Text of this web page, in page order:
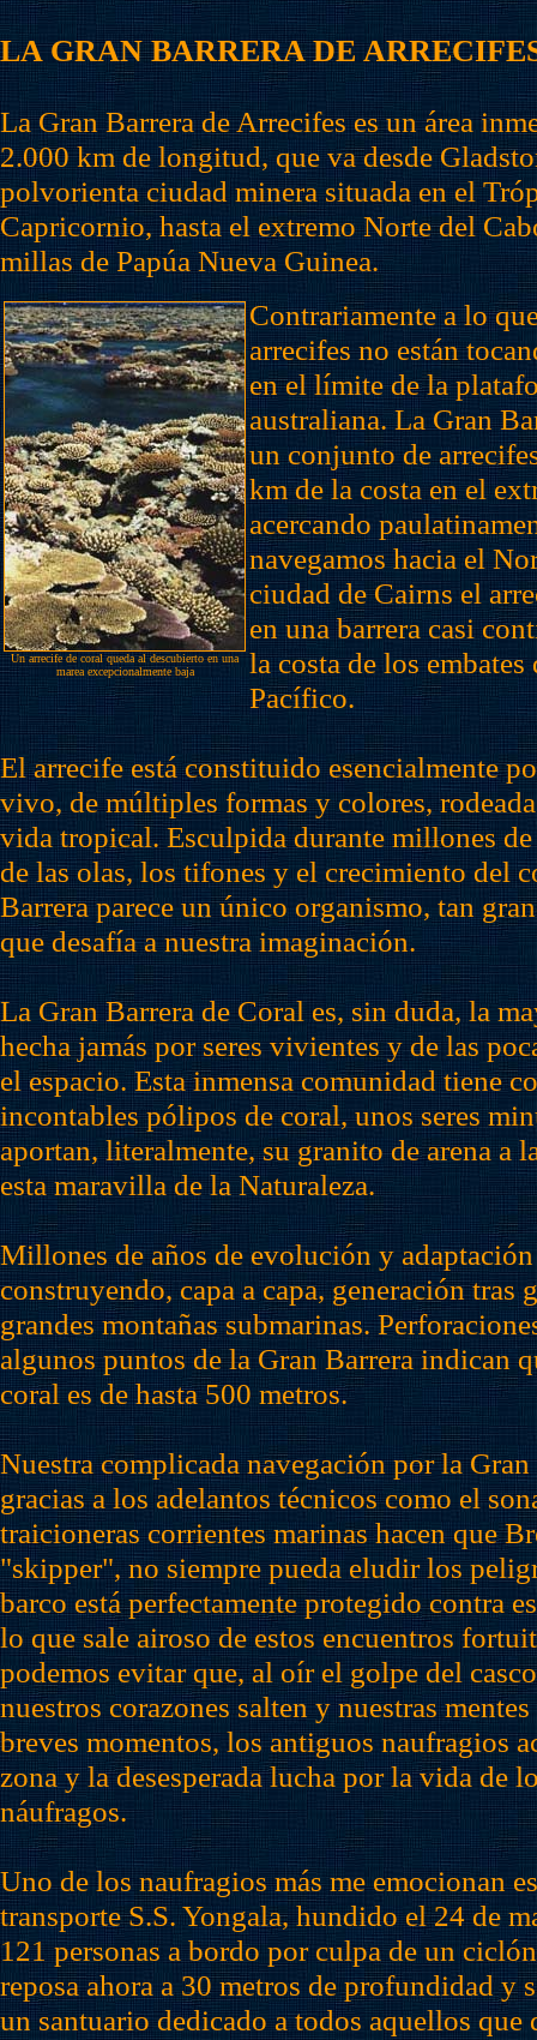
LA GRAN BARRERA DE
La Gran Barrera de Arrecifes es un área
2.000 km de longitud, que va desde
polvorienta ciudad minera situada en el
Capricornio, hasta el extremo Norte del
millas de Papúa Nueva Guinea.
Un arrecife de coral queda al descubierto en una
marea excepcionalmente baja
Contrariamente a lo
arrecifes no están
en el límite de la
australiana. La Gran
un conjunto de
km de la costa en el
acercando
navegamos hacia el
ciudad de Cairns el
en una barrera casi
la costa de los embates
Pacífico.
El arrecife está constituido esencialmente
vivo, de múltiples formas y colores,
vida tropical. Esculpida durante millones
de las olas, los tifones y el crecimiento del
Barrera parece un único organismo, tan
que desafía a nuestra imaginación.
La Gran Barrera de Coral es, sin duda, la
hecha jamás por seres vivientes y de las
el espacio. Esta inmensa comunidad tiene
incontables pólipos de coral, unos seres
aportan, literalmente, su granito de arena a
esta maravilla de la Naturaleza.
Millones de años de evolución y
construyendo, capa a capa, generación tras
grandes montañas submarinas.
algunos puntos de la Gran Barrera indican
coral es de hasta 500 metros.
Nuestra complicada navegación por la Gran
gracias a los adelantos técnicos como el
traicioneras corrientes marinas hacen que
"skipper", no siempre pueda eludir los
barco está perfectamente protegido contra
lo que sale airoso de estos encuentros
podemos evitar que, al oír el golpe del
nuestros corazones salten y nuestras
breves momentos, los antiguos naufragios
zona y la desesperada lucha por la vida de
náufragos.
Uno de los naufragios más me emocionan
transporte S.S. Yongala, hundido el 24 de
121 personas a bordo por culpa de un
reposa ahora a 30 metros de profundidad y
un santuario dedicado a todos aquellos que